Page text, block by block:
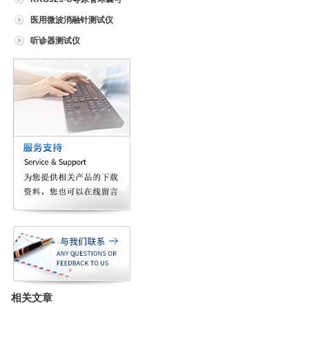
靠性测试仪
医用微波消融针测试仪
听诊器测试仪
相关文章